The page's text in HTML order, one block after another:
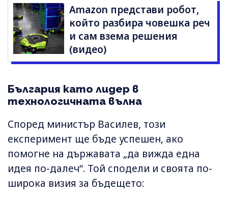
Amazon представи робот,
който разбира човешка реч
и сам взема решения
(видео)
България като лидер в
технологичната вълна
Според министър Василев, този
експеримент ще бъде успешен, ако
помогне на държавата „да вижда една
идея по-далеч“. Той сподели и своята по-
широка визия за бъдещето: